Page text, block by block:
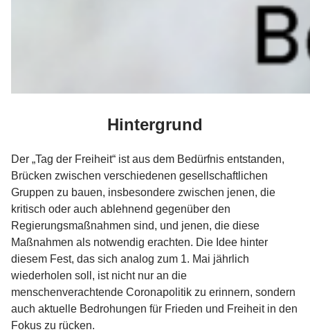
Hintergrund
Der „Tag der Freiheit“ ist aus dem Bedürfnis entstanden,
Brücken zwischen verschiedenen gesellschaftlichen
Gruppen zu bauen, insbesondere zwischen jenen, die
kritisch oder auch ablehnend gegenüber den
Regierungsmaßnahmen sind, und jenen, die diese
Maßnahmen als notwendig erachten. Die Idee hinter
diesem Fest, das sich analog zum 1. Mai jährlich
wiederholen soll, ist nicht nur an die
menschenverachtende Coronapolitik zu erinnern, sondern
auch aktuelle Bedrohungen für Frieden und Freiheit in den
Fokus zu rücken.